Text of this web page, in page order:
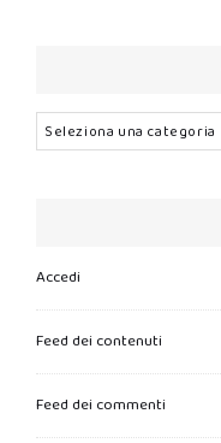
Categorie
Accedi
Feed dei contenuti
Feed dei commenti